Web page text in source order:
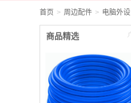
首页 周边配件 电脑外设
商品精选